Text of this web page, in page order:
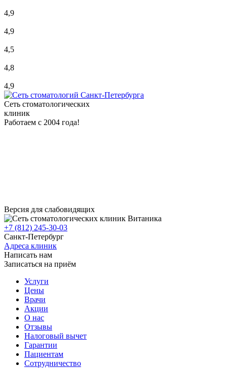
4,9
4,9
4,5
4,8
4,9
Сеть стоматологических
клиник
Работаем с 2004 года!
Версия для слабовидящих
+7 (812) 245-30-03
Санкт-Петербург
Адреса клиник
Написать нам
Записаться на приём
Услуги
Цены
Врачи
Акции
О нас
Отзывы
Налоговый вычет
Гарантии
Пациентам
Сотрудничество